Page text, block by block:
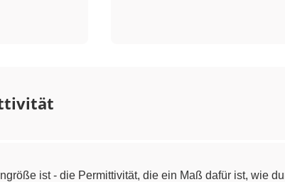
ist - die Permittivität, die ein Maß dafür ist, wie